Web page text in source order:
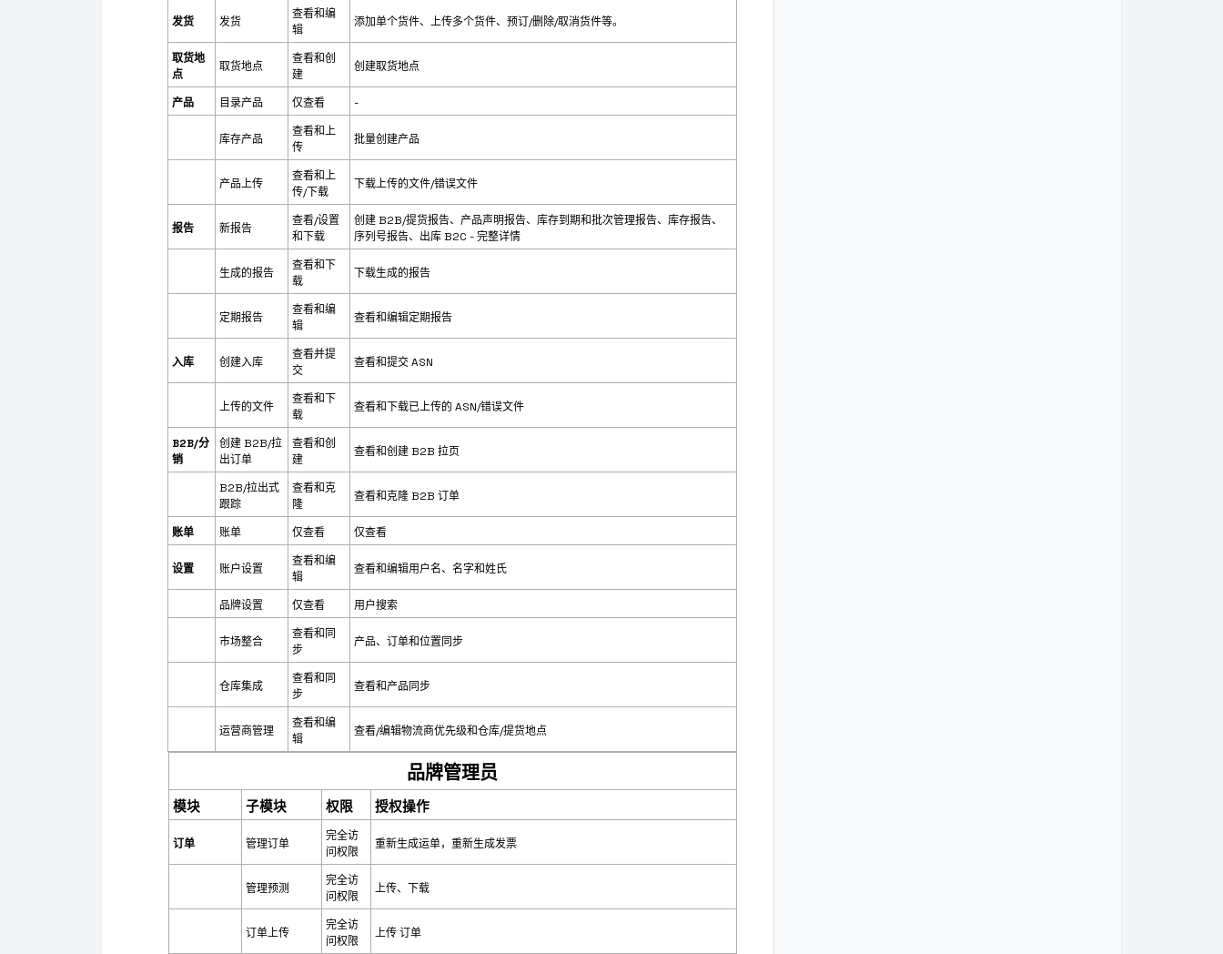
发货 发货
查看和编
辑
添加单个货件、上传多个货件、预订/删除/取消货件等。
取货地
点
取货地点
查看和创
建
创建取货地点
产品 目录产品 仅查看 -
库存产品
查看和上
传
批量创建产品
产品上传
查看和上
传/下载
下载上传的文件/错误文件
报告 新报告
查看/设置
和下载
创建 B2B/提货报告、产品声明报告、库存到期和批次管理报告、库存报告、
序列号报告、出库 B2C - 完整详情
生成的报告
查看和下
载
下载生成的报告
定期报告
查看和编
辑
查看和编辑定期报告
入库 创建入库
查看并提
交
查看和提交 ASN
上传的文件
查看和下
载
查看和下载已上传的 ASN/错误文件
B2B/分
销
创建 B2B/拉
出订单
查看和创
建
查看和创建 B2B 拉页
B2B/拉出式
跟踪
查看和克
隆
查看和克隆 B2B 订单
账单 账单 仅查看 仅查看
设置 账户设置
查看和编
辑
查看和编辑用户名、名字和姓氏
品牌设置 仅查看 用户搜索
市场整合
查看和同
步
产品、订单和位置同步
仓库集成
查看和同
步
查看和产品同步
运营商管理
查看和编
辑
查看/编辑物流商优先级和仓库/提货地点
品牌管理员
模块 子模块 权限 授权操作
订单 管理订单
完全访
问权限
重新生成运单，重新生成发票
管理预测
完全访
问权限
上传、下载
订单上传
完全访
问权限
上传订单